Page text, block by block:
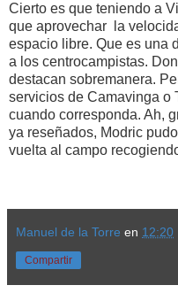
Cierto es que teniendo a
que aprovechar la
espacio libre. Que es una
a los centrocampistas.
destacan sobremanera.
servicios de Camavinga o
cuando corresponda. Ah,
ya reseñados, Modric
vuelta al campo
Manuel de la Torre en 12:20
Compartir